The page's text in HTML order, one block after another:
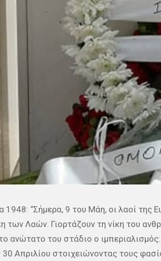
1948: “Σήμερα, 9 του Μάη, οι λαοί
των Λαών. Γιορτάζουν τη νίκη του
ανώτατο του στάδιο ο
Απριλίου στοιχειώνοντας τους